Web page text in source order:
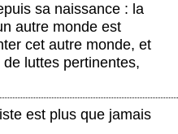
sa naissance : la
autre monde est
cet autre monde, et
luttes pertinentes,